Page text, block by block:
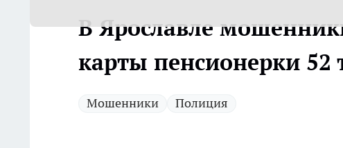
В Ярославле
карты пенсионерки 52
Мошенники Полиция